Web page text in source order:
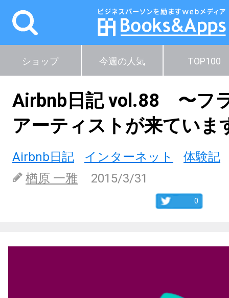
ショップ 今週の人気 TOP100
Airbnb日記 vol.88 〜フ
アーティストが来ていま
Airbnb日記 インターネット
体験記
楢原 一雅
2015/3/31
0